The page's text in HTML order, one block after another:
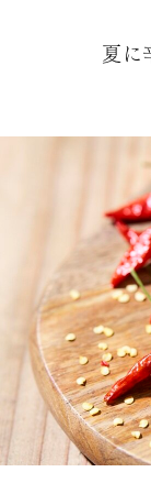
夏に